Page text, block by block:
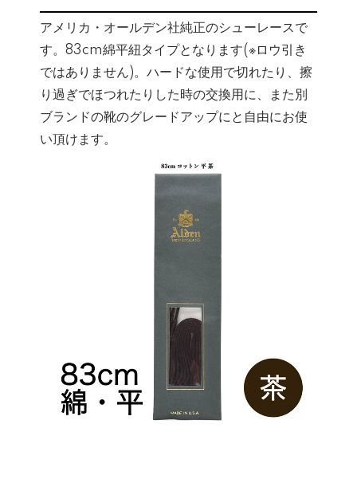
アメリカ・オールデン社純正のシューレースで
す。83cm綿平紐タイプとなります(※ロウ引き
ではありません)。ハードな使用で切れたり、擦
り過ぎでほつれたりした時の交換用に、また別
ブランドの靴のグレードアップにと自由にお使
い頂けます。